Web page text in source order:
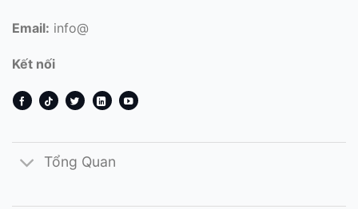
Email: info@
Kết nối
Tổng Quan